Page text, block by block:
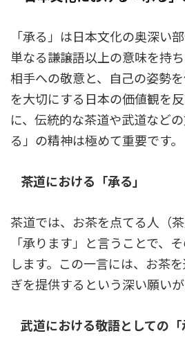
「承る」は日本文化の奥深い
単なる謙譲語以上の意味を持ち
相手への敬意と、自己の姿勢
を大切にする日本の価値観を
に、伝統的な茶道や武道など
る」の精神は極めて重要です。
茶道における「承る」
茶道では、お茶を点てる人（
「承ります」と言うことで、
します。この一言には、お茶
ぎを提供するという深い願いが
武道における敬語としての「